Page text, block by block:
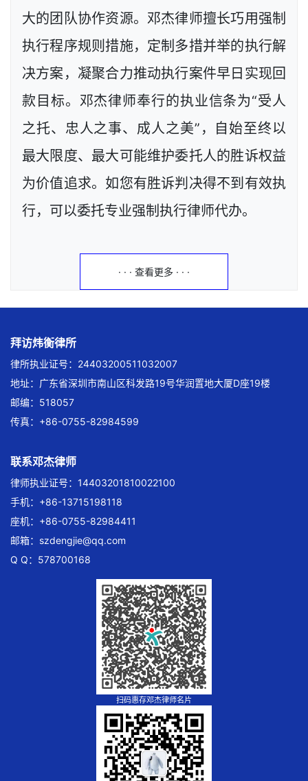
大的团队协作资源。邓杰律师擅长巧用强制
执行程序规则措施，定制多措并举的执行解
决方案，凝聚合力推动执行案件早日实现回
款目标。邓杰律师奉行的执业信条为“受人
之托、忠人之事、成人之美”，自始至终以
最大限度、最大可能维护委托人的胜诉权益
为价值追求。如您有胜诉判决得不到有效执
行，可以委托专业强制执行律师代办。
· · · 查看更多 · · ·
拜访炜衡律所
律所执业证号：24403200511032007
地址：广东省深圳市南山区科发路19号华润置地大厦D座19楼
邮编：518057
传真：+86-0755-82984599
联系邓杰律师
律师执业证号：14403201810022100
手机：+86-13715198118
座机：+86-0755-82984411
邮箱： szdengjie@qq.com
Q Q：578700168
扫码惠存邓杰律师名片